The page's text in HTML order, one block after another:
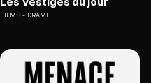
FILMS DRAME